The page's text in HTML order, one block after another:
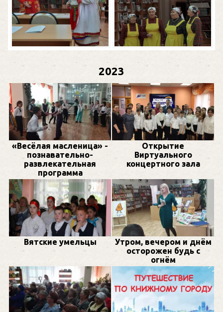
2023
«Весёлая масленица» -
познавательно-
развлекательная
программа
Открытие
Виртуального
концертного зала
Вятские умельцы
Утром, вечером и днём
осторожен будь с
огнём